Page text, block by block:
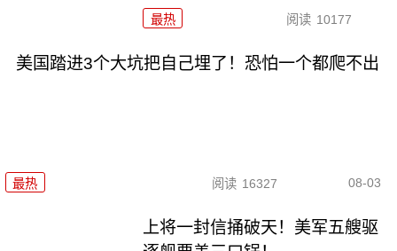
最热 阅读 10177
美国踏进3个大坑把自己埋了！恐怕一个都爬不出
最热 阅读 16327 08-03
上将一封信捅破天！美军五艘驱